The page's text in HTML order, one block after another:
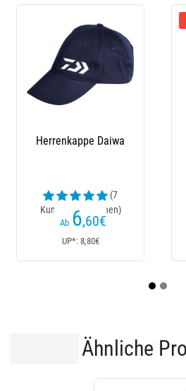
Herren
(17
Kundenrezensionen)
7 ,50€
UP*: N/A
Ähnliche